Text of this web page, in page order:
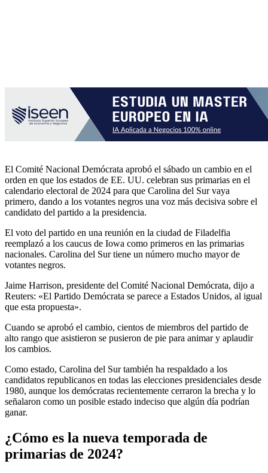
El Comité Nacional Demócrata aprobó el sábado un cambio en el
orden en que los estados de EE. UU. celebran sus primarias en el
calendario electoral de 2024 para que Carolina del Sur vaya
primero, dando a los votantes negros una voz más decisiva sobre el
candidato del partido a la presidencia.
El voto del partido en una reunión en la ciudad de Filadelfia
reemplazó a los caucus de Iowa como primeros en las primarias
nacionales. Carolina del Sur tiene un número mucho mayor de
votantes negros.
Jaime Harrison, presidente del Comité Nacional Demócrata, dijo a
Reuters: «El Partido Demócrata se parece a Estados Unidos, al igual
que esta propuesta».
Cuando se aprobó el cambio, cientos de miembros del partido de
alto rango que asistieron se pusieron de pie para animar y aplaudir
los cambios.
Como estado, Carolina del Sur también ha respaldado a los
candidatos republicanos en todas las elecciones presidenciales desde
1980, aunque los demócratas recientemente cerraron la brecha y lo
señalaron como un posible estado indeciso que algún día podrían
ganar.
¿Cómo es la nueva temporada de
primarias de 2024?